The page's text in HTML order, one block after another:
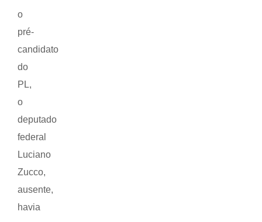
o
pré-
candidato
do
PL,
o
deputado
federal
Luciano
Zucco,
ausente,
havia